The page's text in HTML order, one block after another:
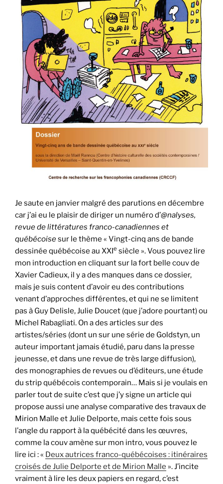
Je saute en janvier malgré des parutions en décembre
car j’ai eu le plaisir de diriger un numéro d’@nalyses,
revue de littératures franco-canadiennes et
québécoisesur le thème « Vingt-cinq ans de bande
dessinée québécoise au XXIe siècle ». Vous pouvez lire
mon introduction en cliquant sur la fort belle couv de
Xavier Cadieux, il y a des manques dans ce dossier,
mais je suis content d’avoir eu des contributions
venant d’approches différentes, et qui ne se limitent
pas à Guy Delisle, Julie Doucet (que j’adore pourtant) ou
Michel Rabagliati. On a des articles sur des
artistes/séries (dont un sur une série de Goldstyn, un
auteur important jamais étudié, paru dans la presse
jeunesse, et dans une revue de très large diffusion),
des monographies de revues ou d’éditeurs, une étude
du strip québécois contemporain… Mais si je voulais en
parler tout de suite c’est que j’y signe un article qui
propose aussi une analyse comparative des travaux de
Mirion Malle et Julie Delporte, mais cette fois sous
l’angle du rapport à la québécité dans les œuvres,
comme la couv amène sur mon intro, vous pouvez le
lire ici : « Deux autrices franco-québécoises : itinéraires
croisés de Julie Delporte et de Mirion Malle ». J’incite
vraiment à lire les deux papiers en regard, c’est